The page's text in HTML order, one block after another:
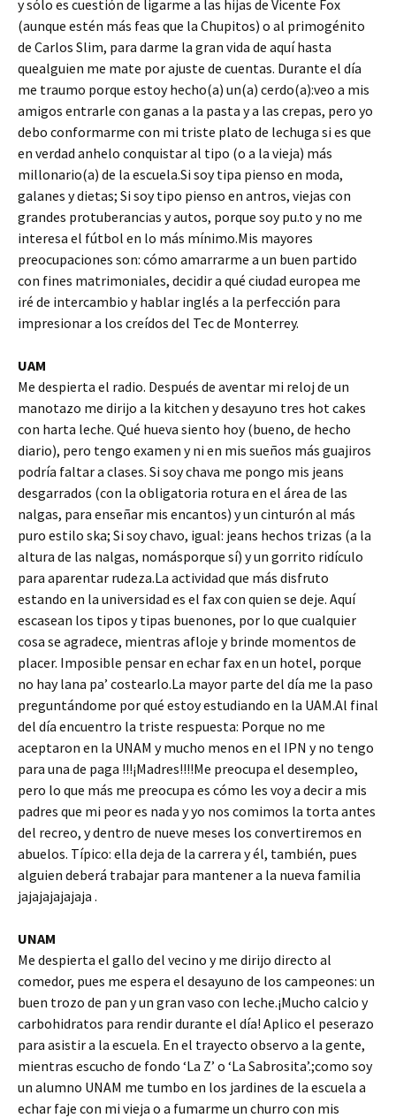
y sólo es cuestión de ligarme a las hijas de Vicente Fox
(aunque estén más feas que la Chupitos) o al primogénito
de Carlos Slim, para darme la gran vida de aquí hasta
quealguien me mate por ajuste de cuentas. Durante el día
me traumo porque estoy hecho(a) un(a) cerdo(a):veo a mis
amigos entrarle con ganas a la pasta y a las crepas, pero yo
debo conformarme con mi triste plato de lechuga si es que
en verdad anhelo conquistar al tipo (o a la vieja) más
millonario(a) de la escuela.Si soy tipa pienso en moda,
galanes y dietas; Si soy tipo pienso en antros, viejas con
grandes protuberancias y autos, porque soy pu.to y no me
interesa el fútbol en lo más mínimo.Mis mayores
preocupaciones son: cómo amarrarme a un buen partido
con fines matrimoniales, decidir a qué ciudad europea me
iré de intercambio y hablar inglés a la perfección para
impresionar a los creídos del Tec de Monterrey.
UAM
Me despierta el radio. Después de aventar mi reloj de un
manotazo me dirijo a la kitchen y desayuno tres hot cakes
con harta leche. Qué hueva siento hoy (bueno, de hecho
diario), pero tengo examen y ni en mis sueños más guajiros
podría faltar a clases. Si soy chava me pongo mis jeans
desgarrados (con la obligatoria rotura en el área de las
nalgas, para enseñar mis encantos) y un cinturón al más
puro estilo ska; Si soy chavo, igual: jeans hechos trizas (a la
altura de las nalgas, nomásporque sí) y un gorrito ridículo
para aparentar rudeza.La actividad que más disfruto
estando en la universidad es el fax con quien se deje. Aquí
escasean los tipos y tipas buenones, por lo que cualquier
cosa se agradece, mientras afloje y brinde momentos de
placer. Imposible pensar en echar fax en un hotel, porque
no hay lana pa’ costearlo.La mayor parte del día me la paso
preguntándome por qué estoy estudiando en la UAM.Al final
del día encuentro la triste respuesta: Porque no me
aceptaron en la UNAM y mucho menos en el IPN y no tengo
para una de paga !!!¡Madres!!!!Me preocupa el desempleo,
pero lo que más me preocupa es cómo les voy a decir a mis
padres que mi peor es nada y yo nos comimos la torta antes
del recreo, y dentro de nueve meses los convertiremos en
abuelos. Típico: ella deja de la carrera y él, también, pues
alguien deberá trabajar para mantener a la nueva familia
jajajajajajaja .
UNAM
Me despierta el gallo del vecino y me dirijo directo al
comedor, pues me espera el desayuno de los campeones: un
buen trozo de pan y un gran vaso con leche.¡Mucho calcio y
carbohidratos para rendir durante el día! Aplico el peserazo
para asistir a la escuela. En el trayecto observo a la gente,
mientras escucho de fondo ‘La Z’ o ‘La Sabrosita’.;como soy
un alumno UNAM me tumbo en los jardines de la escuela a
echar faje con mi vieja o a fumarme un churro con mis